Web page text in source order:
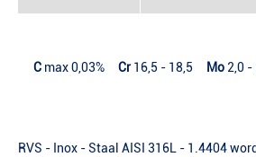
Cmax 0,03% Cr16,5 - 18,5 Mo2,0 -
RVS - Inox - Staal AISI 316L - 1.4404